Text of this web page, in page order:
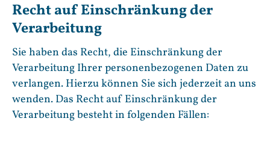
Recht auf Einschränkung der
Verarbeitung
Sie haben das Recht, die Einschränkung der
Verarbeitung Ihrer personenbezogenen Daten zu
verlangen. Hierzu können Sie sich jederzeit an uns
wenden. Das Recht auf Einschränkung der
Verarbeitung besteht in folgenden Fällen: